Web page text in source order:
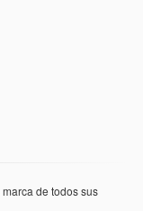
de todos sus